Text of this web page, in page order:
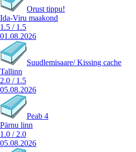
Orust tippu!
Ida-Viru maakond
1.5 / 1.5
01.08.2026
Suudlemisaare/ Kissing cache
Tallinn
2.0 / 1.5
05.08.2026
Peab 4
Pärnu linn
1.0 / 2.0
05.08.2026